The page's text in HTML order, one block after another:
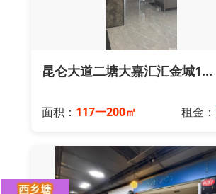
昆仑大道二塘大嘉汇汇金城1...
面积： 117一200㎡ 租金：